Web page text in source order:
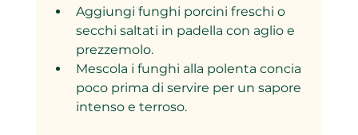
Aggiungi funghi porcini freschi o
secchi saltati in padella con aglio e
prezzemolo.
Mescola i funghi alla polenta concia
poco prima di servire per un sapore
intenso e terroso.